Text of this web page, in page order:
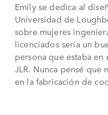
Emily se dedica al
Universidad de
sobre mujeres
licenciados sería un
persona que estaba
JLR. Nunca pensé que
en la fabricación de